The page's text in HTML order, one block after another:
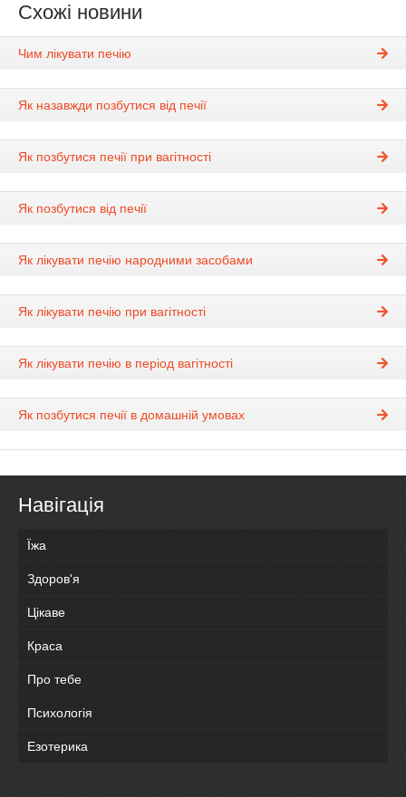
Схожі новини
Чим лікувати печію
Як назавжди позбутися від печії
Як позбутися печії при вагітності
Як позбутися від печії
Як лікувати печію народними засобами
Як лікувати печію при вагітності
Як лікувати печію в період вагітності
Як позбутися печії в домашній умовах
Навігація
Їжа
Здоров'я
Цікаве
Краса
Про тебе
Психологія
Езотерика